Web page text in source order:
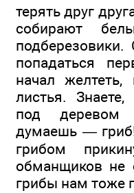
терять друг
собирают
попадаться
начал
листья.
под деревом
думаешь —
грибом
обманщиков не
грибы нам тоже